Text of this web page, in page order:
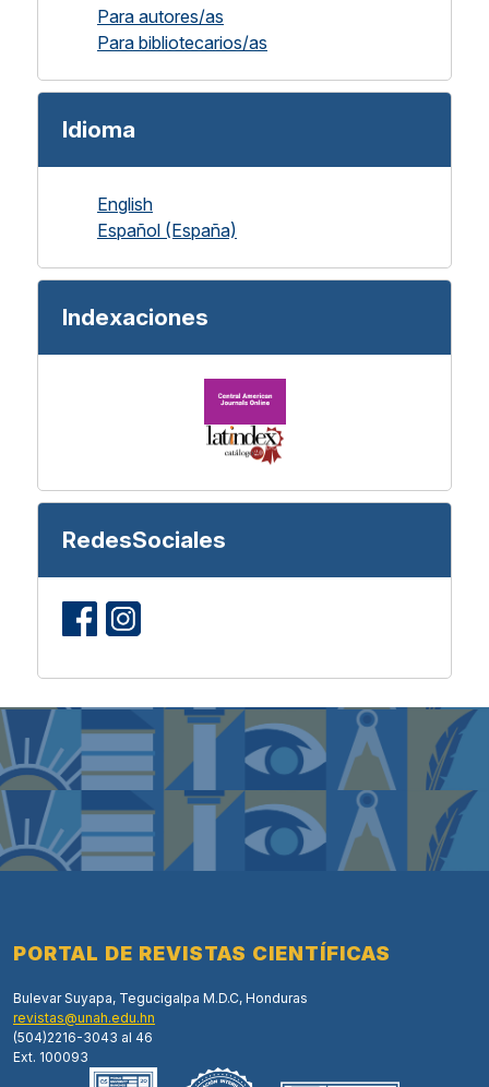
Para autores/as
Para bibliotecarios/as
Idioma
English
Español (España)
Indexaciones
RedesSociales
PORTAL DE REVISTAS CIENTÍFICAS
Bulevar Suyapa, Tegucigalpa M.D.C, Honduras
revistas@unah.edu.hn
(504)2216-3043 al 46
Ext. 100093